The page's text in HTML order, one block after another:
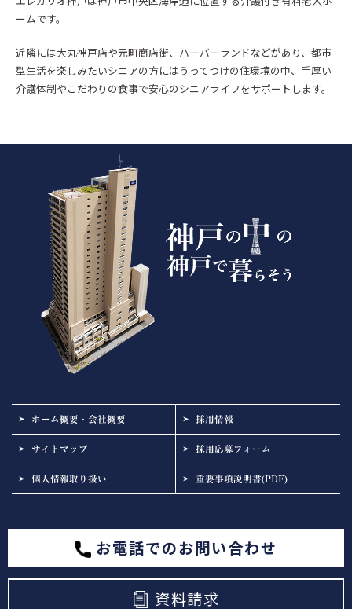
ームです。
近隣には大丸神戸店や元町商店街、ハーバーランドなどがあり、都市
型生活を楽しみたいシニアの方にはうってつけの住環境の中、手厚い
介護体制やこだわりの食事で安心のシニアライフをサポートします。
ホーム概要・会社概要 採用情報
サイトマップ 採用応募フォーム
個人情報取り扱い 重要事項説明書(PDF)
お電話でのお問い合わせ
資料請求